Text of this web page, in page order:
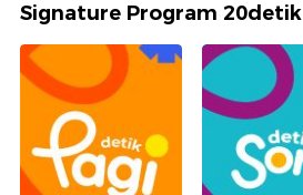
Signature Program 20detik